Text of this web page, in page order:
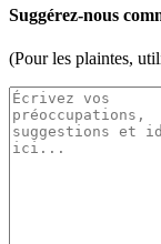
Suggérez-nous
(Pour les plaintes,